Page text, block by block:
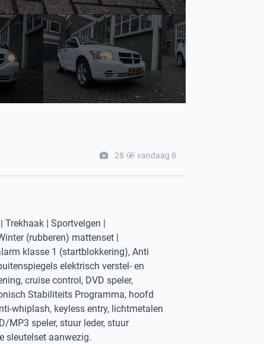
28 vandaag 8
Trekhaak | Sportvelgen |
(rubberen) mattenset |
klasse 1 (startblokkering), Anti
elektrisch verstel- en
cruise control, DVD speler,
Stabiliteits Programma, hoofd
whiplash, keyless entry, lichtmetalen
MP3 speler, stuur leder, stuur
sleutelset aanwezig.